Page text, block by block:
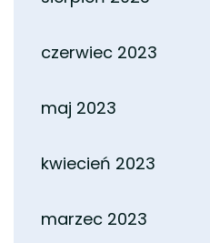
czerwiec 2023
maj 2023
kwiecień 2023
marzec 2023